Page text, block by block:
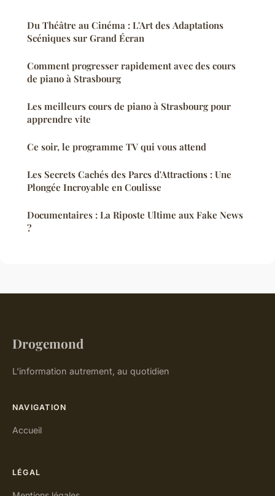
Du Théâtre au Cinéma : L'Art des Adaptations
Scéniques sur Grand Écran
Comment progresser rapidement avec des cours
de piano à Strasbourg
Les meilleurs cours de piano à Strasbourg pour
apprendre vite
Ce soir, le programme TV qui vous attend
Les Secrets Cachés des Parcs d'Attractions : Une
Plongée Incroyable en Coulisse
Documentaires : La Riposte Ultime aux Fake News
?
Drogemond
L'information autrement, au quotidien
NAVIGATION
Accueil
LÉGAL